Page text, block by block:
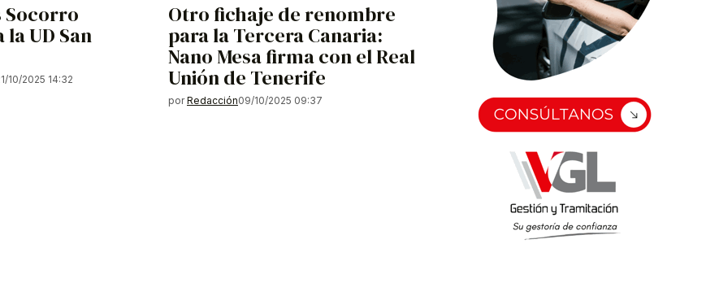
Socorro
UD San
10/2025 14:32
Otro fichaje de renombre
para la Tercera Canaria:
Nano Mesa firma con el Real
Unión de Tenerife
por Redacción09/10/2025 09:37